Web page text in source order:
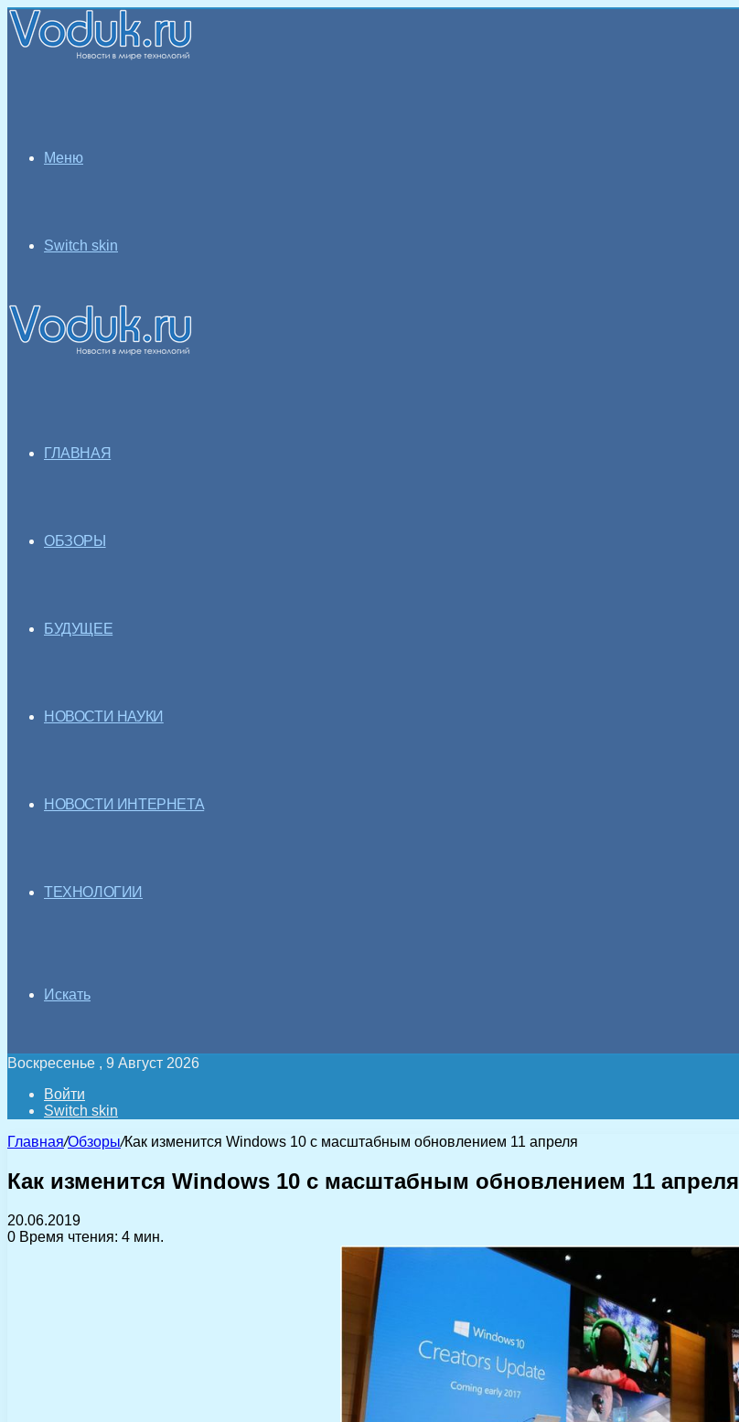
Меню
Switch skin
ГЛАВНАЯ
ОБЗОРЫ
БУДУЩЕЕ
НОВОСТИ НАУКИ
НОВОСТИ ИНТЕРНЕТА
ТЕХНОЛОГИИ
Искать
Воскресенье , 9 Август 2026
Войти
Switch skin
Главная/Обзоры/Как изменится Windows 10 с масштабным обновлением 11 апреля
Как изменится Windows 10 с масштабным обновлением 11 апреля
20.06.2019
0 Время чтения: 4 мин.